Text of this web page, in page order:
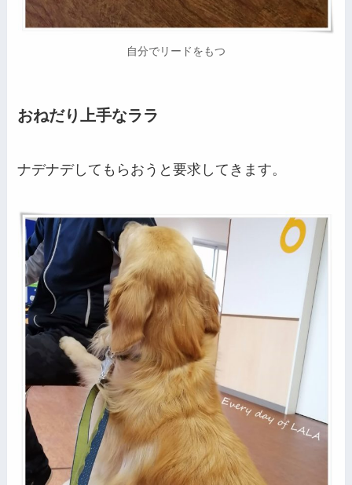
自分でリードをもつ
おねだり上手なララ
ナデナデしてもらおうと要求してきます。